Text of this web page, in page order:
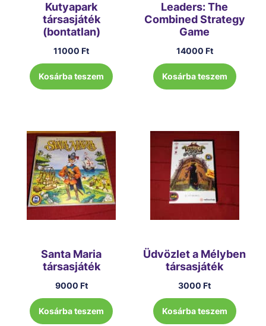
Kutyapark
társasjáték
(bontatlan)
11000Ft
Kosárba teszem
Leaders: The
Combined Strategy
Game
14000 Ft
Kosárba teszem
Santa Maria
társasjáték
9000 Ft
Kosárba teszem
Üdvözlet a Mélyben
társasjáték
3000Ft
Kosárba teszem